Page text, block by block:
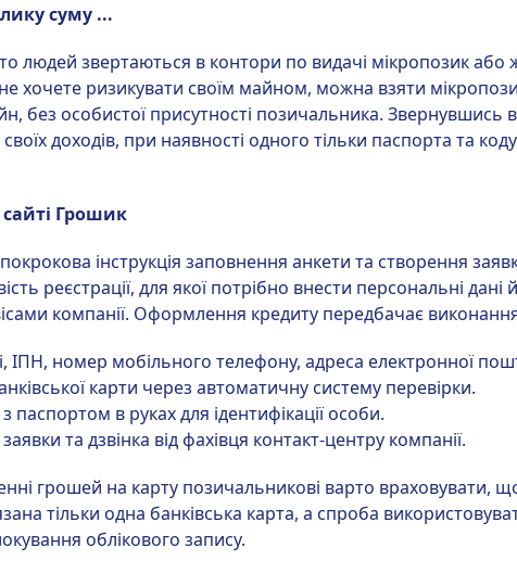
суму ...
людей звертаються в контори по видачі мікропозик або
хочете ризикувати своїм майном, можна взяти
без особистої присутності позичальника. Звернувшись
доходів, при наявності одного тільки паспорта та
Грошик
покрокова інструкція заповнення анкети та створення
реєстрації, для якої потрібно внести персональні дані
компанії. Оформлення кредиту передбачає виконання
ІПН, номер мобільного телефону, адреса електронної
карти через автоматичну систему перевірки.
паспортом в руках для ідентифікації особи.
та дзвінка від фахівця контакт-центру компанії.
грошей на карту позичальникові варто враховувати,
тільки одна банківська карта, а спроба
облікового запису.